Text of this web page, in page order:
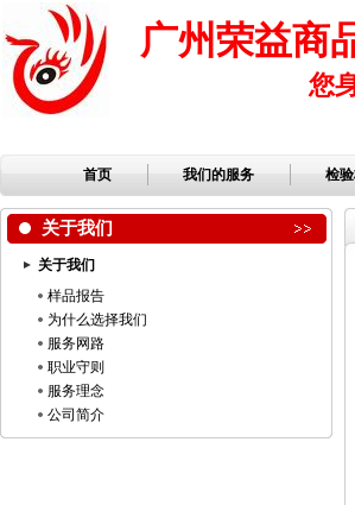
广州荣益商
您
首页 我们的服务 检
关于我们
关于我们
样品报告
为什么选择我们
服务网路
职业守则
服务理念
公司简介